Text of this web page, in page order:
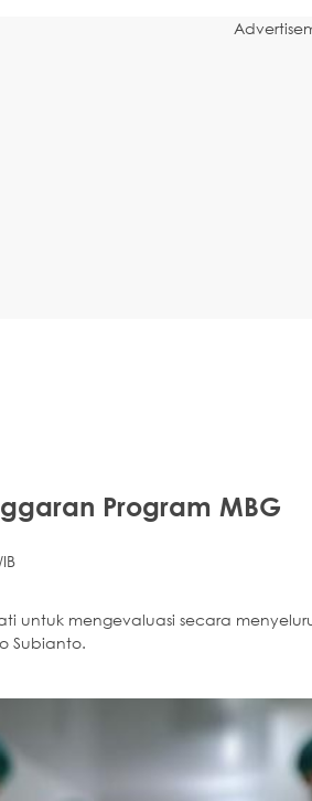
Program MBG
untuk mengevaluasi secara
Subianto.